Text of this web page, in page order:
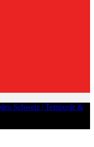
Schweiz | Temporär &